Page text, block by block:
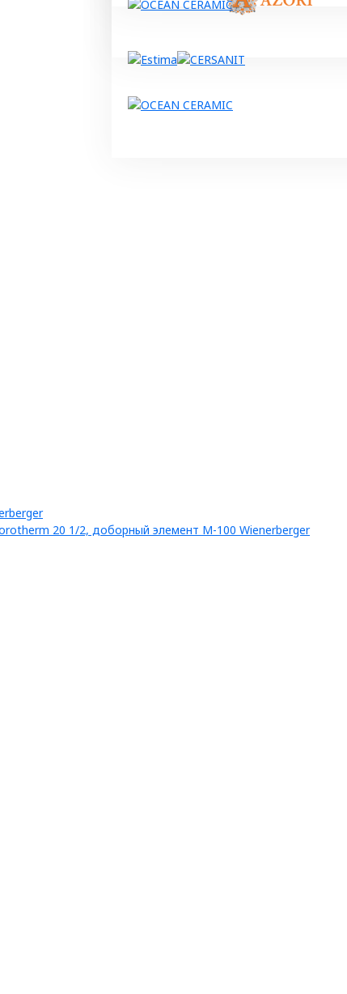
20 1/2, доборный элемент М-100 Wienerberger